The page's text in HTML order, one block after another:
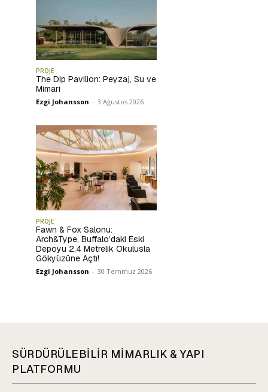
PROJE
The Dip Pavilion: Peyzaj, Su ve
Mimari
Ezgi Johansson - 3 Ağustos 2026
PROJE
Fawn & Fox Salonu:
Arch&Type, Buffalo’daki Eski
Depoyu 2,4 Metrelik Okulusla
Gökyüzüne Açtı!
Ezgi Johansson - 30 Temmuz 2026
SÜRDÜRÜLEBİLİR MİMARLIK & YAPI
PLATFORMU